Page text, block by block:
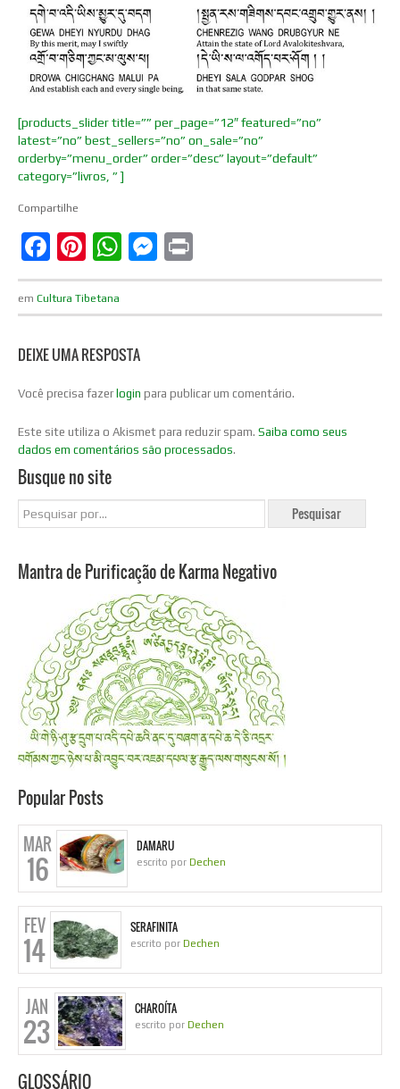
[products_slider title=”” per_page=”12″ featured=”no”
latest=”no” best_sellers=”no” on_sale=”no”
orderby=”menu_order” order=”desc” layout=”default”
category=”livros, ” ]
Compartilhe
Facebook
Pinterest
WhatsApp
Messenger
em Cultura Tibetana
DEIXE UMA RESPOSTA
Você precisa fazer login para publicar um comentário.
Este site utiliza o Akismet para reduzir spam. Saiba como seus
dados em comentários são processados.
Busque no site
Mantra de Purificação de Karma Negativo
Popular Posts
MAR
16
DAMARU
escrito por Dechen
FEV
14
SERAFINITA
escrito por Dechen
JAN
23
CHAROÍTA
escrito por Dechen
GLOSSÁRIO